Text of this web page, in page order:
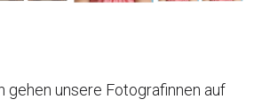
gehen unsere Fotografinnen auf